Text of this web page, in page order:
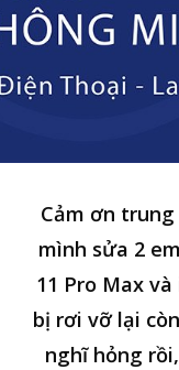
Cảm ơn
mình sửa 2
11 Pro Max
bị rơi vỡ lại
nghĩ hỏng